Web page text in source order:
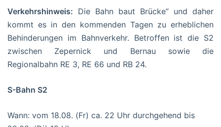
Verkehrshinweis: Die Bahn baut Brücke” und daher
kommt es in den kommenden Tagen zu erheblichen
Behinderungen im Bahnverkehr. Betroffen ist die S2
zwischen Zepernick und Bernau sowie die
Regionalbahn RE 3, RE 66 und RB 24.
S-Bahn S2
Wann: vom 18.08. (Fr) ca. 22 Uhr durchgehend bis